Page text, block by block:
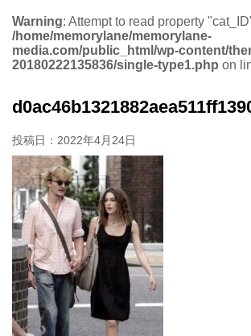
Warning: Attempt to read property
/home/memorylane/memorylane-
media.com/public_html/wp-content/
20180222135836/single-type1.php on
投稿日： 2022年4月24日